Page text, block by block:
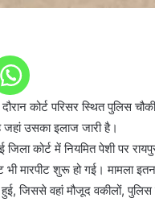
दौरान कोर्ट परिसर स्थित पुलिस
जहां उसका इलाज जारी है।
कोर्ट में नियमित पेशी पर
भी मारपीट शुरू हो गई। मामला
जिससे वहां मौजूद वकीलों,